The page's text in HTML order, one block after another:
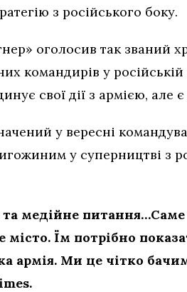
з російського боку.
оголосив так званий
командирів у
свої дії з армією,
у вересні
у суперництві з
та медійне
місто. Їм потрібно
армія. Ми це чітко